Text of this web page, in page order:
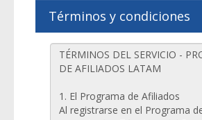
Términos y condiciones